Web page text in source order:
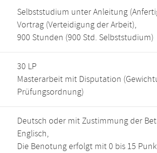
Selbststudium unter Anleitung
Vortrag (Verteidigung der Arbeit),
900 Stunden (900 Std. Selbststudium)
30 LP
Masterarbeit mit Disputation
Prüfungsordnung)
Deutsch oder mit Zustimmung der
Englisch,
Die Benotung erfolgt mit 0 bis 15